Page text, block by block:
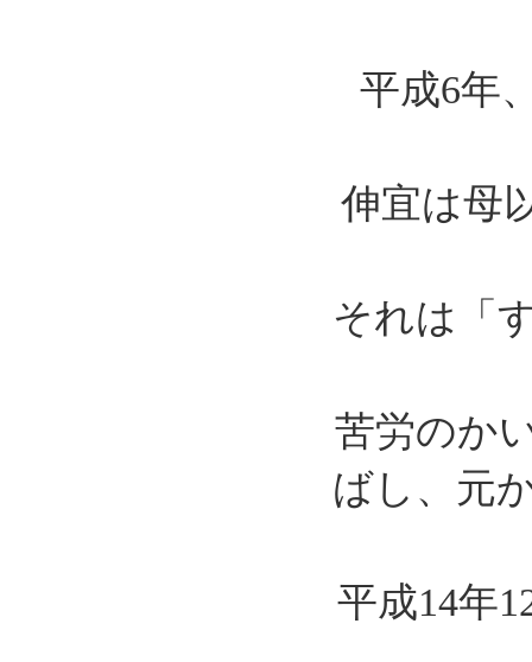
平成6年
伸宜は母
それは「
苦労のか
ばし、元
平成14年